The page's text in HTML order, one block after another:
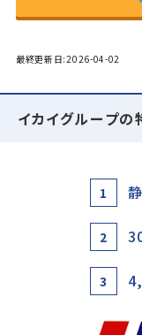
最終更新日:2026-04-02
イカイグループの
1
2
3